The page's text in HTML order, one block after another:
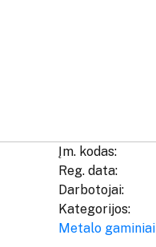
Įm. kodas:
Reg. data:
Darbotojai:
Kategorijos:
Metalo gaminiai